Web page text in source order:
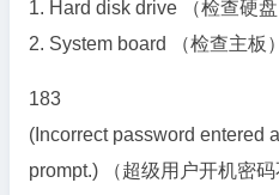
1. Hard disk drive （检查硬盘
2. System board （检查主板）
183
(Incorrect password entered
prompt.) （超级用户开机密码